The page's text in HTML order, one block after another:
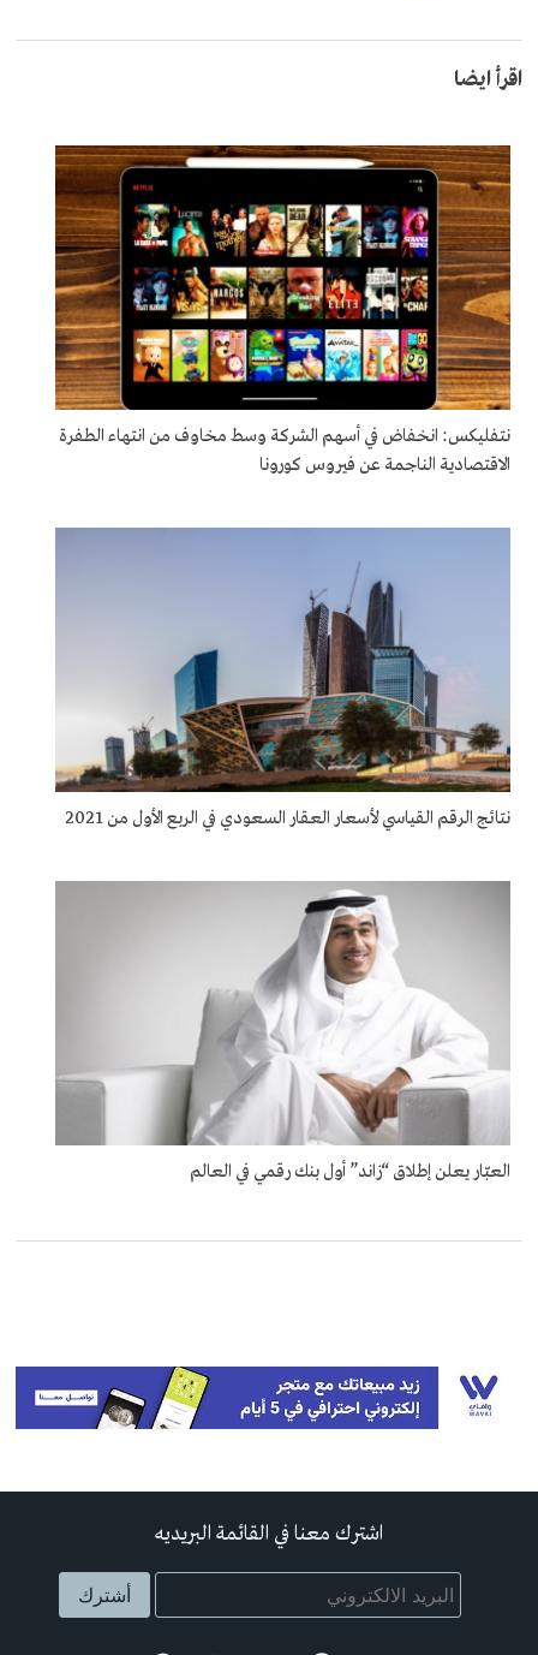
اقرأ ايضا
نتفليكس: انخفاض في أسهم الشركة وسط مخاوف من انتهاء الطفرة
الاقتصادية الناجمة عن فيروس كورونا
نتائج الرقم القياسي لأسعار العقار السعودي في الربع الأول من 2021
العبّار يعلن إطلاق “زاند” أول بنك رقمي في العالم
اشترك معنا في القائمة البريديه